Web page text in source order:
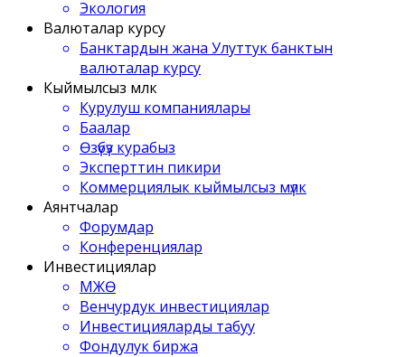
Экология
Валюталар курсу
Банктардын жана Улуттук банктын
валюталар курсу
Кыймылсыз мүлк
Курулуш компаниялары
Баалар
Өзүбүз курабыз
Эксперттин пикири
Коммерциялык кыймылсыз мүлк
Аянтчалар
Форумдар
Конференциялар
Инвестициялар
МЖӨ
Венчурдук инвестициялар
Инвестицияларды табуу
Фондулук биржа